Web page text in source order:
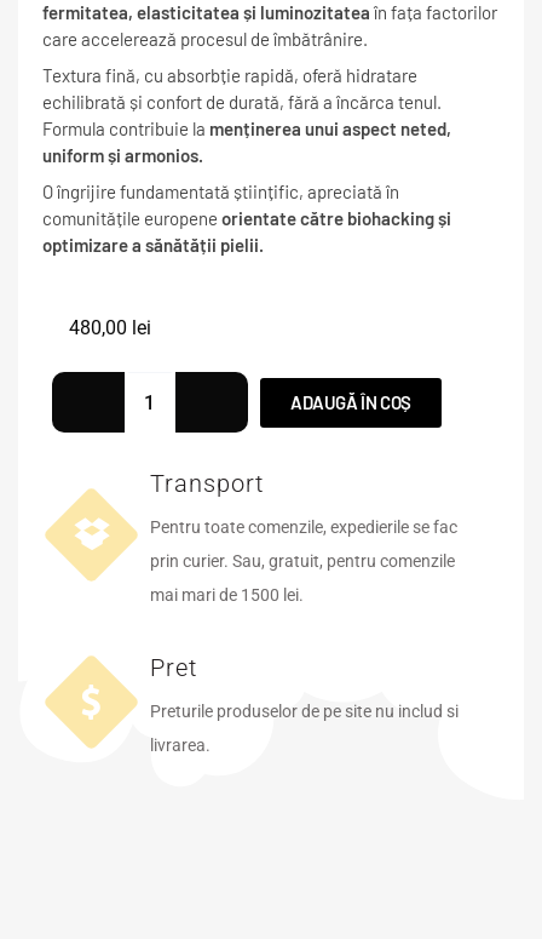
fermitatea, elasticitatea și luminozitatea în fața factorilor
care accelerează procesul de îmbătrânire.
Textura fină, cu absorbție rapidă, oferă hidratare
echilibrată și confort de durată, fără a încărca tenul.
Formula contribuie la menținerea unui aspect neted,
uniform și armonios.
O îngrijire fundamentată științific, apreciată în
comunitățile europene orientate către biohacking și
optimizare a sănătății pielii.
480,00 lei
ADAUGĂ ÎN COȘ
Transport
Pentru toate comenzile, expedierile se fac
prin curier. Sau, gratuit, pentru comenzile
mai mari de 1500 lei.
Pret
Preturile produselor de pe site nu includ si
livrarea.